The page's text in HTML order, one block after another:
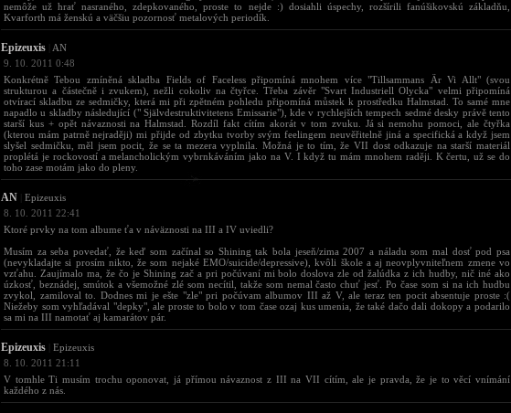
nemôže už hrať nasraného, zdepkovaného, proste to nejde :) dosiahli úspechy, rozšírili fanúšikovskú základňu,
Kvarforth má ženskú a väčšiu pozornosť metalových periodík.
Epizeuxis
AN
9. 10. 2011 0:48
Konkrétně Tebou zmíněná skladba Fields of Faceless připomíná mnohem více "Tillsammans Är Vi Allt" (svou
strukturou a částečně i zvukem), nežli cokoliv na čtyřce. Třeba závěr "Svart Industriell Olycka" velmi připomíná
otvírací skladbu ze sedmičky, která mi při zpětném pohledu připomíná můstek k prostředku Halmstad. To samé mne
napadlo u skladby následující (" Självdestruktivitetens Emissarie"), kde v rychlejších tempech sedmé desky právě tento
starší kus + opět návaznosti na Halmstad. Rozdíl fakt cítím akorát v tom zvuku. Já si nemohu pomoci, ale čtyřka
(kterou mám patrně nejraději) mi přijde od zbytku tvorby svým feelingem neuvěřitelně jiná a specifická a když jsem
slyšel sedmičku, měl jsem pocit, že se ta mezera vyplnila. Možná je to tím, že VII dost odkazuje na starší materiál
proplétá je rockovostí a melancholickým vybrnkáváním jako na V. I když tu mám mnohem raději. K čertu, už se do
toho zase motám jako do pleny.
AN
Epizeuxis
8. 10. 2011 22:41
Ktoré prvky na tom albume ťa v náväznosti na III a IV uviedli?
Musím za seba povedať, že keď som začínal so Shining tak bola jeseň/zima 2007 a náladu som mal dosť pod psa
(nevykladajte si prosím nikto, že som nejaké EMO/suicide/depressive), kvôli škole a aj neovplyvniteľnem zmene vo
vzťahu. Zaujímalo ma, že čo je Shining zač a pri počúvaní mi bolo doslova zle od žalúdka z ich hudby, nič iné ako
úzkosť, beznádej, smútok a všemožné zlé som necítil, takže som nemal často chuť jesť. Po čase som si na ich hudbu
zvykol, zamiloval to. Dodnes mi je ešte "zle" pri počúvam albumov III až V, ale teraz ten pocit absentuje proste :(
Niežeby som vyhľadával "depky", ale proste to bolo v tom čase ozaj kus umenia, že také dačo dali dokopy a podarilo
sa mi na III namotať aj kamarátov pár.
Epizeuxis
Epizeuxis
8. 10. 2011 21:11
V tomhle Ti musím trochu oponovat, já přímou návaznost z III na VII cítím, ale je pravda, že je to věcí vnímání
každého z nás.